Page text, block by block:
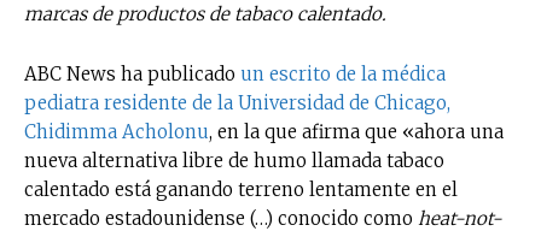
marcas de productos de tabaco calentado.
ABC News ha publicado un escrito de la médica
pediatra residente de la Universidad de Chicago,
Chidimma Acholonu, en la que afirma que «ahora una
nueva alternativa libre de humo llamada tabaco
calentado está ganando terreno lentamente en el
mercado estadounidense (…) conocido como heat-not-